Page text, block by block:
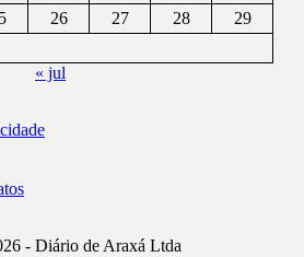
26 27 28
29
« jul
- Diário de Araxá Ltda